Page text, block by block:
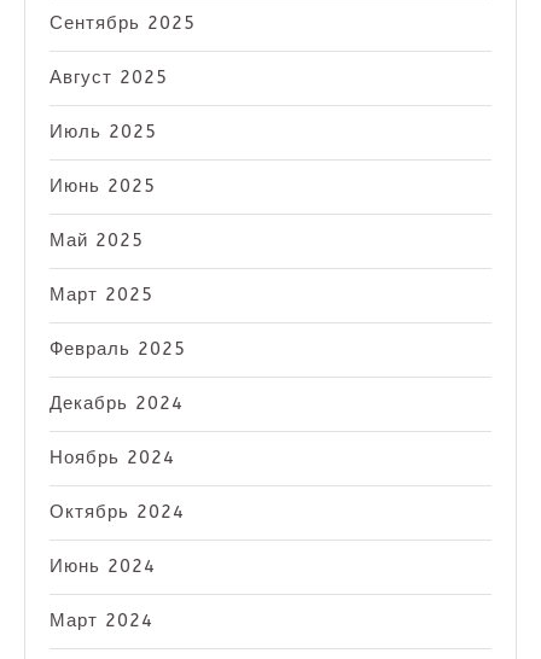
Сентябрь 2025
Август 2025
Июль 2025
Июнь 2025
Май 2025
Март 2025
Февраль 2025
Декабрь 2024
Ноябрь 2024
Октябрь 2024
Июнь 2024
Март 2024